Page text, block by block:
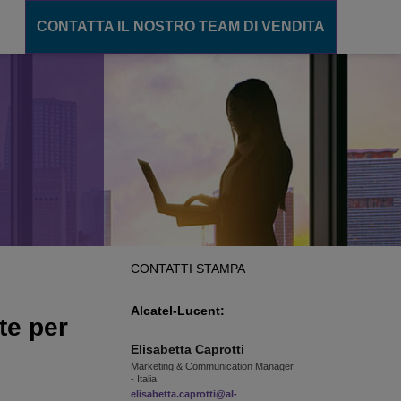
CONTATTA IL NOSTRO TEAM DI VENDITA
per
CONTATTI STAMPA
Alcatel-Lucent:
Elisabetta Caprotti
Marketing & Communication Manager
- Italia
elisabetta.caprotti@al-